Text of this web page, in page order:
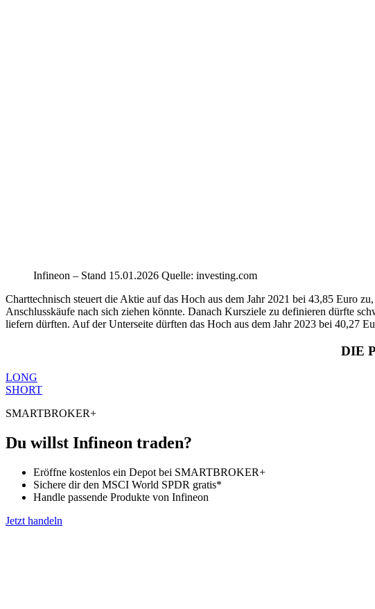
Infineon – Stand 15.01.2026 Quelle: investing.com
Charttechnisch steuert die Aktie auf das Hoch aus dem Jahr 2021 bei 43,85 Euro
Anschlusskäufe nach sich ziehen könnte. Danach Kursziele zu definieren dürfte
liefern dürften. Auf der Unterseite dürften das Hoch aus dem Jahr 2023 bei 40,27
DIE
LONG
SHORT
SMARTBROKER+
Du willst Infineon traden?
Eröffne kostenlos ein Depot bei SMARTBROKER+
Sichere dir den MSCI World SPDR gratis*
Handle passende Produkte von Infineon
Jetzt handeln